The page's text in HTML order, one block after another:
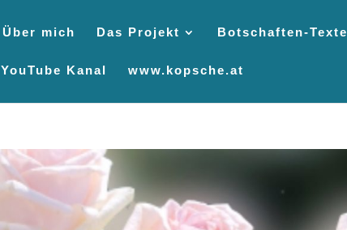
Über mich Das Projekt Botschaften-Texte
YouTube Kanal www.kopsche.at